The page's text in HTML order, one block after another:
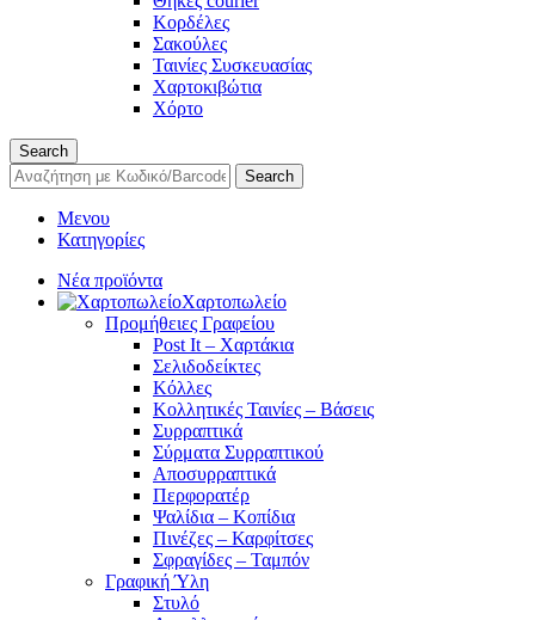
Κορδέλες
Σακούλες
Ταινίες Συσκευασίας
Χαρτοκιβώτια
Χόρτο
Search
Search
Μενου
Κατηγορίες
Νέα προϊόντα
Χαρτοπωλείο
Προμήθειες Γραφείου
Post It – Χαρτάκια
Σελιδοδείκτες
Κόλλες
Κολλητικές Ταινίες – Βάσεις
Συρραπτικά
Σύρματα Συρραπτικού
Αποσυρραπτικά
Περφορατέρ
Ψαλίδια – Κοπίδια
Πινέζες – Καρφίτσες
Σφραγίδες – Ταμπόν
Γραφική Ύλη
Στυλό